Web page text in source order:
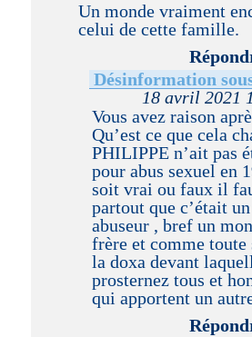
Un monde vraiment
celui de cette famille.
Désinformation
18 avril 2021
Vous avez raison
Qu’est ce que cela
PHILIPPE n’ait pas
pour abus sexuel en
soit vrai ou faux il
partout que c’était
abuseur , bref un
frère et comme toute
la doxa devant
prosternez tous et
qui apportent un